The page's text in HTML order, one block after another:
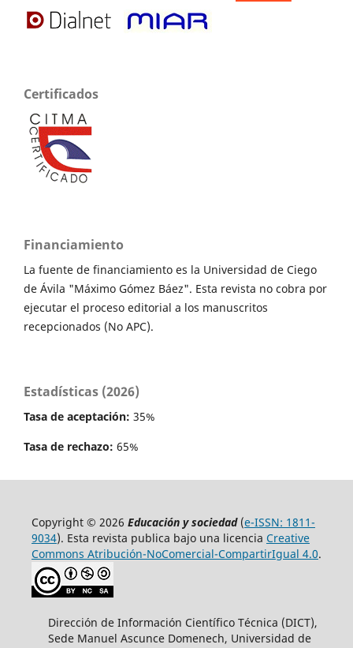
Certificados
Financiamiento
La fuente de financiamiento es la Universidad de Ciego
de Ávila "Máximo Gómez Báez". Esta revista no cobra por
ejecutar el proceso editorial a los manuscritos
recepcionados (No APC).
Estadísticas (2026)
Tasa de aceptación: 35%
Tasa de rechazo: 65%
Copyright © 2026 Educación y sociedad(e-ISSN: 1811-
9034). Esta revista publica bajo una licencia Creative
Commons Atribución-NoComercial-CompartirIgual 4.0.
Dirección de Información Científico Técnica (DICT),
Sede Manuel Ascunce Domenech, Universidad de